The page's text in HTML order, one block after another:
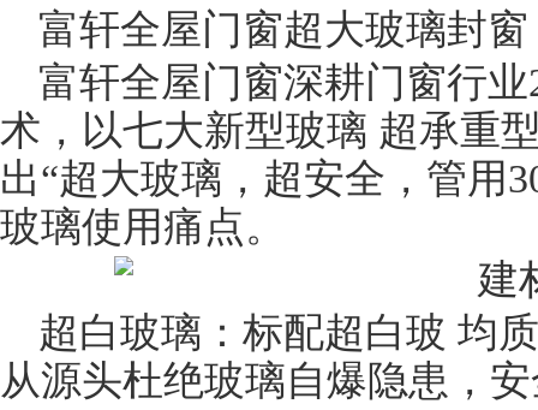
富轩全屋门窗超大玻璃封窗
富轩全屋门窗深耕门窗行
术，以七大新型玻璃 超承重
出“超大玻璃，超安全，管用
玻璃使用痛点。
超白玻璃 ：标配超白玻 均
从源头杜绝玻璃自爆隐患，